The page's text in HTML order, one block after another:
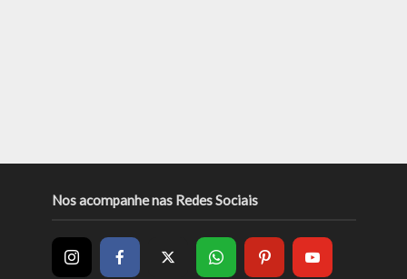
Nos acompanhe nas Redes Sociais